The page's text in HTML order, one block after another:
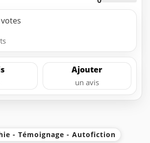
Ajouter
un avis
- Témoignage - Autofiction